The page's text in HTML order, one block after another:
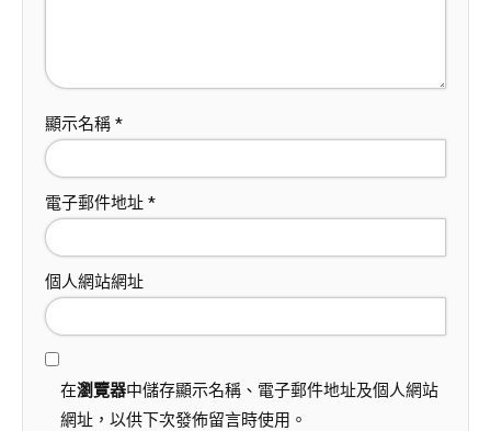
顯示名稱 *
電子郵件地址 *
個人網站網址
在瀏覽器中儲存顯示名稱、電子郵件地址及個人網站
網址，以供下次發佈留言時使用。